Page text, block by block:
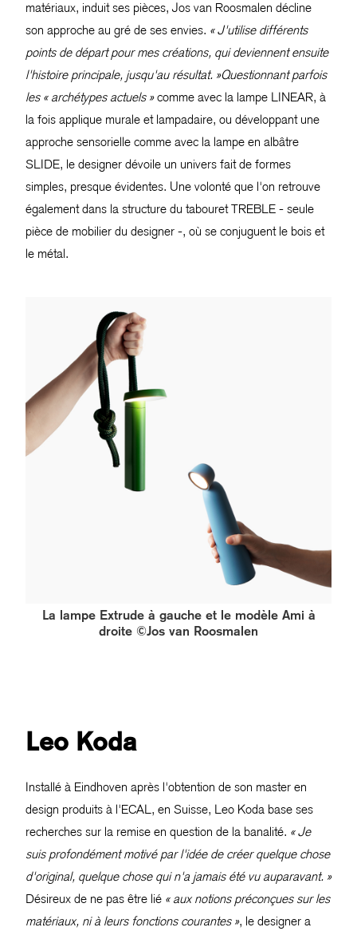
matériaux, induit ses pièces, Jos van Roosmalen décline
son approche au gré de ses envies. « J'utilise différents
points de départ pour mes créations, qui deviennent ensuite
l'histoire principale, jusqu'au résultat. »Questionnant parfois
les « archétypes actuels »comme avec la lampe LINEAR, à
la fois applique murale et lampadaire, ou développant une
approche sensorielle comme avec la lampe en albâtre
SLIDE, le designer dévoile un univers fait de formes
simples, presque évidentes. Une volonté que l'on retrouve
également dans la structure du tabouret TREBLE - seule
pièce de mobilier du designer -, où se conjuguent le bois et
le métal.
La lampe Extrude à gauche et le modèle Ami à
droite ©Jos van Roosmalen
Leo Koda
Installé à Eindhoven après l'obtention de son master en
design produits à l'ECAL, en Suisse, Leo Koda base ses
recherches sur la remise en question de la banalité. « Je
suis profondément motivé par l'idée de créer quelque chose
d'original, quelque chose qui n'a jamais été vu auparavant. »
Désireux de ne pas être lié « aux notions préconçues sur les
matériaux, ni à leurs fonctions courantes », le designer a